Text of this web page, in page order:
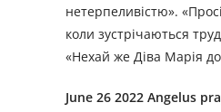
нетерпеливістю».
коли зустрічаються
«Нехай же Діва Марія
June 26 2022 Angelus